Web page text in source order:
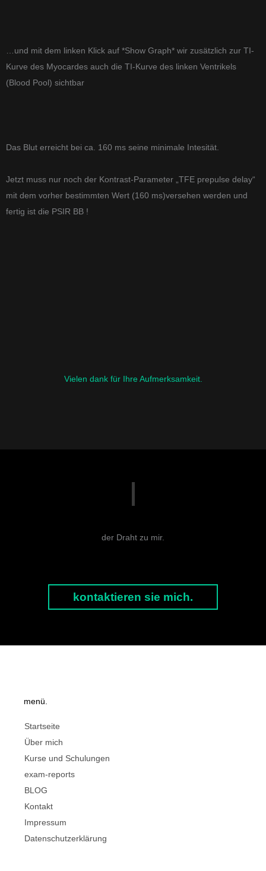
…und mit dem linken Klick auf *Show Graph* wir zusätzlich zur TI-
Kurve des Myocardes auch die TI-Kurve des linken Ventrikels
(Blood Pool) sichtbar
Das Blut erreicht bei ca. 160 ms seine minimale Intesität.
Jetzt muss nur noch der Kontrast-Parameter „TFE prepulse delay“
mit dem vorher bestimmten Wert (160 ms)versehen werden und
fertig ist die PSIR BB !
Vielen dank für Ihre Aufmerksamkeit.
der Draht zu mir.
kontaktieren sie mich.
menü.
Startseite
Über mich
Kurse und Schulungen
exam-reports
BLOG
Kontakt
Impressum
Datenschutzerklärung